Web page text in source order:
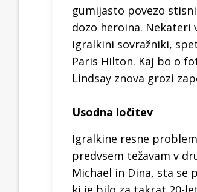
gumijasto povezo
dozo heroina. Nekateri
igralkini sovražniki,
Paris Hilton. Kaj bo o
Lindsay znova grozi
Usodna ločitev
Igralkine resne
predvsem težavam v
Michael in Dina, sta se